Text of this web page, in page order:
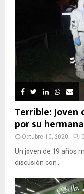
Terrible: Joven
por su
Octubre 10, 2020 0
Un joven de 19 años
discusión con...